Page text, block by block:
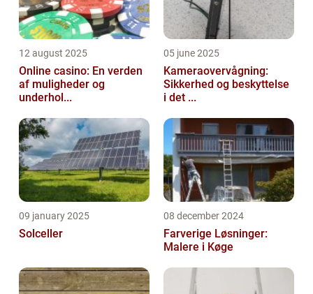
12 august 2025
Online casino: En verden
af muligheder og
underhol...
05 june 2025
Kameraovervågning:
Sikkerhed og beskyttelse
i det ...
09 january 2025
Solceller
08 december 2024
Farverige Løsninger:
Malere i Køge